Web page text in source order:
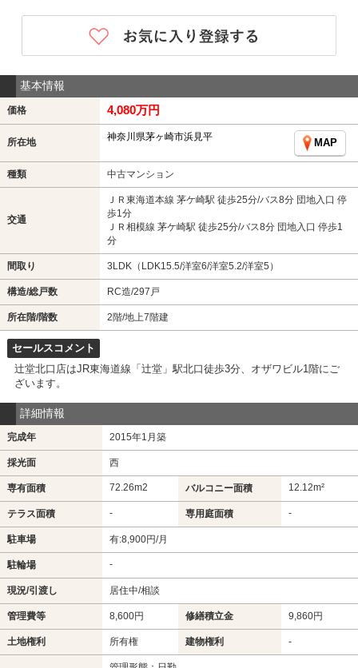
基本情報
価格 4,080万円
所在地 神奈川県茅ヶ崎市浜見平
MAP
種類 中古マンション
交通
ＪＲ東海道本線 茅ケ崎駅 徒歩25分/バス8分 団地入口 停
歩1分
ＪＲ相模線 茅ケ崎駅 徒歩25分/バス8分 団地入口 停歩1
分
間取り 3LDK（LDK15.5/洋室6/洋室5.2/洋室5）
構造/総戸数 RC造/297戸
所在階/階数 2階/地上7階建
セールスコメント
辻堂北口店はJR東海道線「辻堂」駅北口徒歩3分、オザワビル1階にご
ざいます。
詳細情報
完成年 2015年1月築
採光面 西
専有面積 72.26m2 バルコニー面積 12.12m²
テラス面積 - 専用庭面積 -
駐車場 有:8,900円/月
駐輪場 -
現況/引渡し 居住中/相談
管理費等 8,600円 修繕積立金 9,860円
土地権利 所有権 建物権利 -